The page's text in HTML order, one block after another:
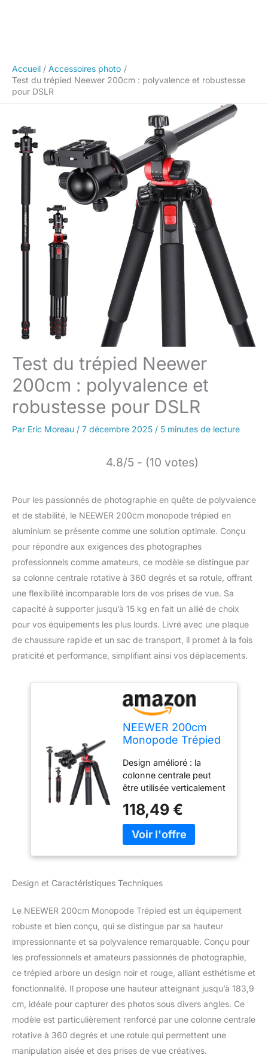
Accueil
Accessoires photo
Test du trépied Neewer 200cm : polyvalence et robustesse
pour DSLR
Test du trépied Neewer
200cm : polyvalence et
robustesse pour DSLR
Par Eric Moreau / 7 décembre 2025 / 5 minutes de lecture
4.8/5 - (10 votes)
Pour les passionnés de photographie en quête de polyvalence
et de stabilité, le NEEWER 200cm monopode trépied en
aluminium se présente comme une solution optimale. Conçu
pour répondre aux exigences des photographes
professionnels comme amateurs, ce modèle se distingue par
sa colonne centrale rotative à 360 degrés et sa rotule, offrant
une flexibilité incomparable lors de vos prises de vue. Sa
capacité à supporter jusqu’à 15 kg en fait un allié de choix
pour vos équipements les plus lourds. Livré avec une plaque
de chaussure rapide et un sac de transport, il promet à la fois
praticité et performance, simplifiant ainsi vos déplacements.
NEEWER 200cm
Monopode Trépied
Aluminium avec
Colonne Centrale
Rotative à 360
degrés et Rotule,
Plaque de
Chaussure Rapide,
Sac pour DSLR
Caméra
Charge jusqu'à 15
kg
Design amélioré : la
colonne centrale peut
être utilisée verticalement
degrés) ou
horizontalement (rotation
à 360 degrés) afin que
panoramiques. Les pieds
verrous tournants à
dégagement rapide vous
permettent de régler la
26,4" à 78,7"/67 cm à
200 cm en quelques
secondes ; Remarque :
La ligne d'étalonnage
doit être alignée pour
être verrouillée ou la
colonne ne peut pas être
stable Pratique et
118,49 €
Design et Caractéristiques Techniques
Le NEEWER 200cm Monopode Trépied est un équipement
robuste et bien conçu, qui se distingue par sa hauteur
impressionnante et sa polyvalence remarquable. Conçu pour
les professionnels et amateurs passionnés de photographie,
ce trépied arbore un design noir et rouge, alliant esthétisme et
fonctionnalité. Il propose une hauteur atteignant jusqu’à 183,9
cm, idéale pour capturer des photos sous divers angles. Ce
modèle est particulièrement renforcé par une colonne centrale
rotative à 360 degrés et une rotule qui permettent une
manipulation aisée et des prises de vue créatives.